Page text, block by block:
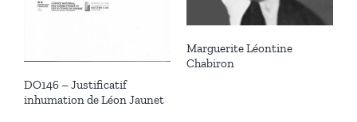
DO146 – Justificatif
inhumation de Léon Jaunet
Marguerite Léontine
Chabiron